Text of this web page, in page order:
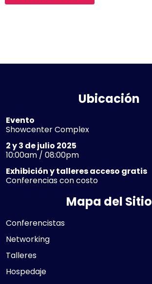
Ubicación
Evento
Showcenter Complex
2 y 3 de julio 2025
10:00am / 08:00pm
Exhibición y talleres acceso gratis
Conferencias con costo
Mapa del Sitio
Conferencistas
Networking
Talleres
Hospedaje